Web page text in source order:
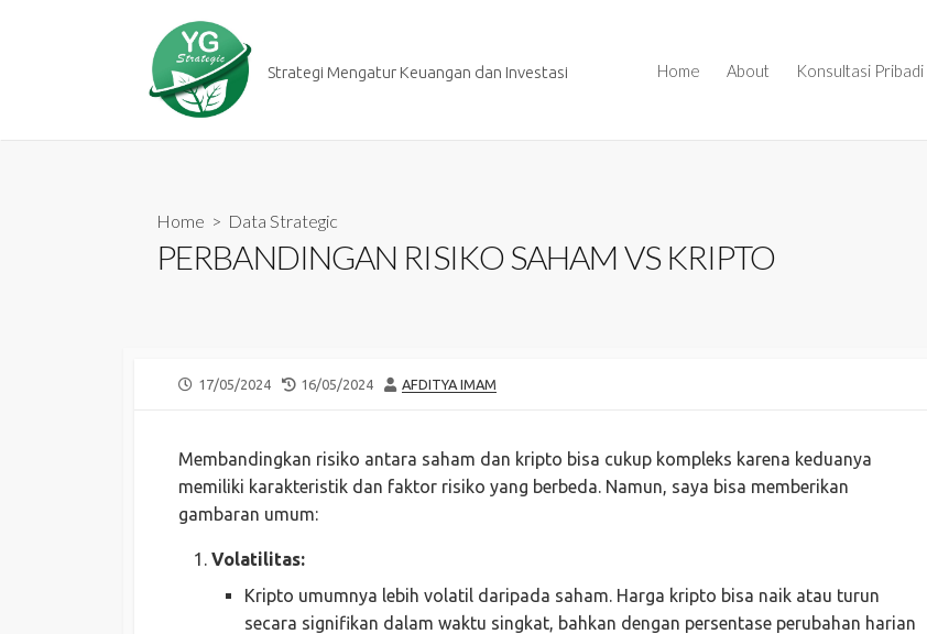
Strategi Mengatur Keuangan dan Investasi Home About Konsultasi Pribadi
Home > Data Strategic
PERBANDINGAN RISIKO SAHAM VS KRIPTO
PUBLISHED
17/05/2024
LAST
16/05/2024 AUTHOR
AFDITYA IMAM
Membandingkan risiko antara saham dan kripto bisa cukup kompleks karena keduanya
memiliki karakteristik dan faktor risiko yang berbeda. Namun, saya bisa memberikan
gambaran umum:
Volatilitas:
Kripto umumnya lebih volatil daripada saham. Harga kripto bisa naik atau turun
secara signifikan dalam waktu singkat, bahkan dengan persentase perubahan harian